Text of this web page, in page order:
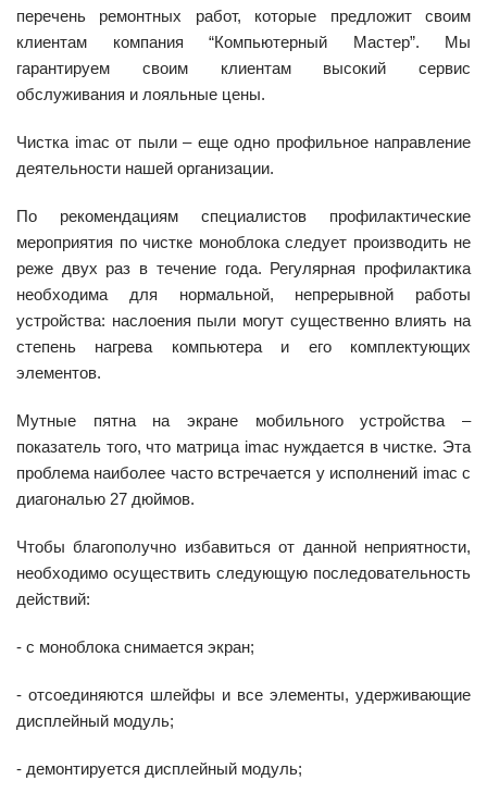
перечень ремонтных работ, которые предложит своим
клиентам компания “Компьютерный Мастер”. Мы
гарантируем своим клиентам высокий сервис
обслуживания и лояльные цены.
Чистка imac от пыли – еще одно профильное направление
деятельности нашей организации.
По рекомендациям специалистов профилактические
мероприятия по чистке моноблока следует производить не
реже двух раз в течение года. Регулярная профилактика
необходима для нормальной, непрерывной работы
устройства: наслоения пыли могут существенно влиять на
степень нагрева компьютера и его комплектующих
элементов.
Мутные пятна на экране мобильного устройства –
показатель того, что матрица imac нуждается в чистке. Эта
проблема наиболее часто встречается у исполнений imac с
диагональю 27 дюймов.
Чтобы благополучно избавиться от данной неприятности,
необходимо осуществить следующую последовательность
действий:
- с моноблока снимается экран;
- отсоединяются шлейфы и все элементы, удерживающие
дисплейный модуль;
- демонтируется дисплейный модуль;